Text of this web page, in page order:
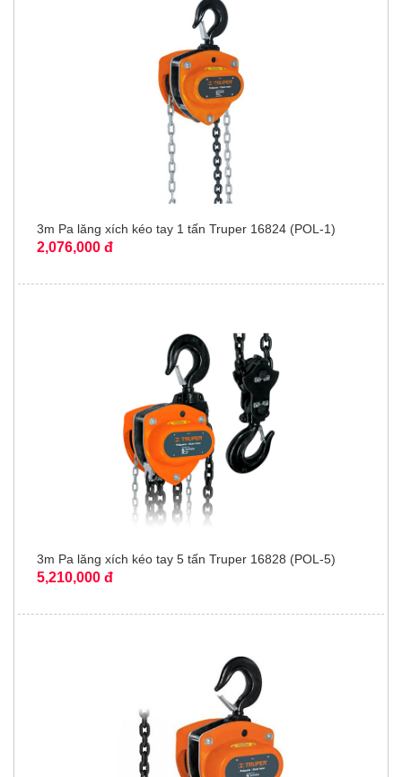
3m Pa lăng xích kéo tay 1 tấn Truper 16824 (POL-1)
2,076,000 đ
3m Pa lăng xích kéo tay 5 tấn Truper 16828 (POL-5)
5,210,000 đ